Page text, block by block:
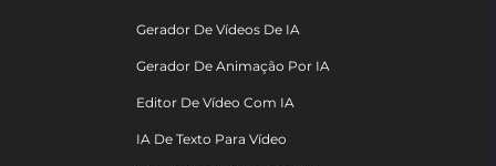
Gerador De Vídeos De IA
Gerador De Animação Por IA
Editor De Vídeo Com IA
IA De Texto Para Vídeo